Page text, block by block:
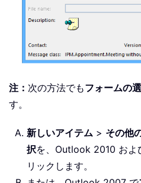
注： 次の方法でもフォームの
す。
新しいアイテム > その他
択を、Outlook 2010 およ
リックします。